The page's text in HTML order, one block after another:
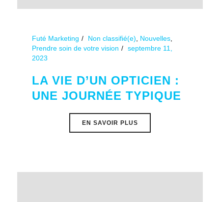
Futé Marketing Non classifié(e) Nouvelles
Prendre soin de votre vision
septembre 11,
2023
LA VIE D’UN OPTICIEN :
UNE JOURNÉE TYPIQUE
EN SAVOIR PLUS